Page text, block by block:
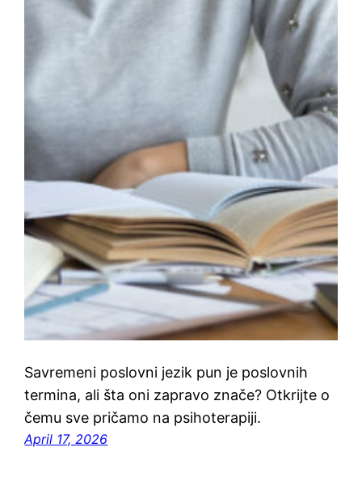
Savremeni poslovni jezik pun je poslovnih
termina, ali šta oni zapravo znače? Otkrijte o
čemu sve pričamo na psihoterapiji.
April 17, 2026